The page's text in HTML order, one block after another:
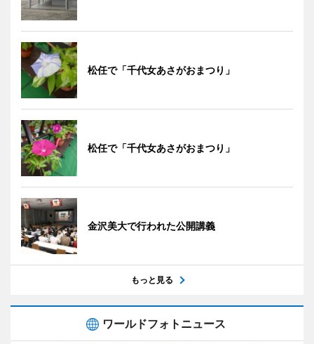
松任で「千代女あさがおまつり」
松任で「千代女あさがおまつり」
金沢美大で行われた公開講義
もっと見る
ワールドフォトニュース